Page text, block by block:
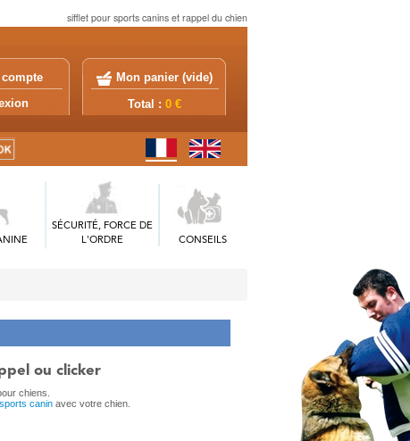
sifflet pour sports canins et rappel du chien
compte Mon panier (vide)
Total : 0 €
SÉCURITÉ, FORCE DE
L'ORDRE
CONSEILS
ou clicker
chiens.
sports canin avec votre chien.